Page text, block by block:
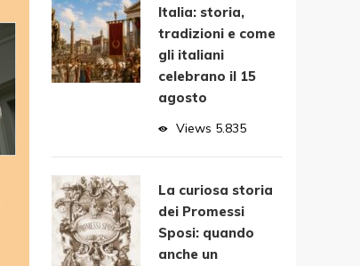
Italia: storia,
tradizioni e come
gli italiani
celebrano il 15
agosto
Views 5.835
La curiosa storia
dei Promessi
Sposi: quando
anche un